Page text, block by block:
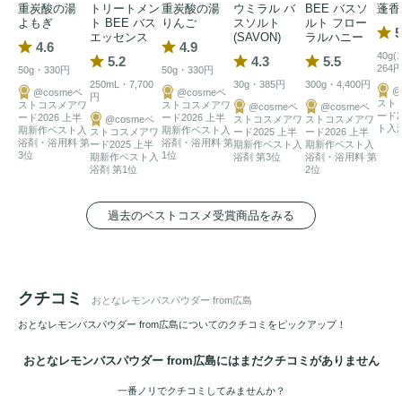
重炭酸の湯
よもぎ
4.6
50g・330円
@cosmeベ
ストコスメアワ
ード2026 上半
期新作ベスト入
浴剤・浴用料 第
3位
トリートメン
ト BEE バス
エッセンス
5.2
250mL・7,700
円
@cosmeベ
ストコスメアワ
ード2025 上半
期新作ベスト入
浴剤 第1位
重炭酸の湯
りんご
4.9
50g・330円
@cosmeベ
ストコスメアワ
ード2026 上半
期新作ベスト入
浴剤・浴用料 第
1位
ウミラル バ
スソルト
(SAVON)
4.3
30g・385円
@cosmeベ
ストコスメアワ
ード2025 上半
期新作ベスト入
浴剤 第3位
BEE バスソ
ルト フロー
ラルハニー
5.5
300g・4,400円
@cosmeベ
ストコスメアワ
ード2026 上半
期新作ベスト入
浴剤・浴用料 第
2位
蓬
264円
スト
ード
ト入
過去のベストコスメ受賞商品をみる
クチコミ おとなレモンバスパウダー from広島
おとなレモンバスパウダー from広島についてのクチコミをピックアップ！
おとなレモンバスパウダー from広島にはまだクチコミがありません
一番ノリでクチコミしてみませんか？